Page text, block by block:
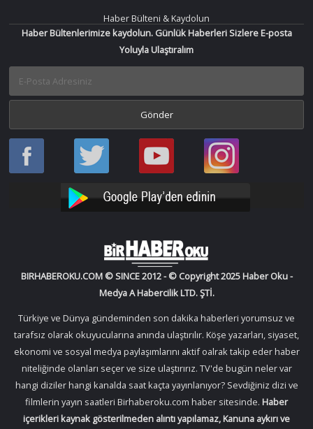
Haber Bülteni & Kaydolun
Haber Bültenlerimize kaydolun. Günlük Haberleri Sizlere E-posta
Yoluyla Ulaştıralım
Haber
Oku
Haber
Oku
Bir
Haber
YouTube
Bir
Haber
Instagram
BIRHABEROKU.COM © SINCE 2012 - © Copyright 2025 Haber Oku -
Medya A Habercilik LTD. ŞTİ.
Türkiye ve Dünya gündeminden son dakika haberleri yorumsuz ve
tarafsız olarak okuyucularına anında ulaştırılır. Köşe yazarları, siyaset,
ekonomi ve sosyal medya paylaşımlarını aktif oalrak takip eder haber
niteliğinde olanları seçer ve size ulaştırırız. TV'de bugün neler var
hangi diziler hangi kanalda saat kaçta yayınlanıyor? Sevdiğiniz dizi ve
filmlerin yayın saatleri Birhaberoku.com haber sitesinde. Haber
içerikleri kaynak gösterilmeden alıntı yapılamaz, Kanuna aykırı ve